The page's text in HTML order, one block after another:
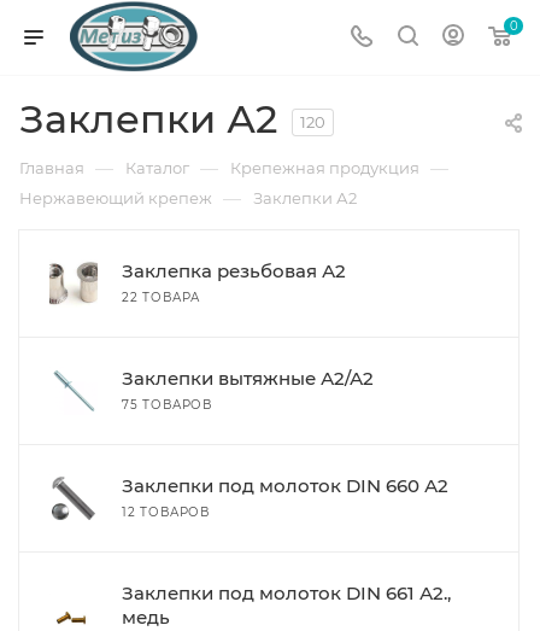
0
Заклепки А2 120
Главная — Каталог — Крепежная продукция —
Нержавеющий крепеж — Заклепки А2
Заклепка резьбовая А2
22 ТОВАРА
Заклепки вытяжные А2/А2
75 ТОВАРОВ
Заклепки под молоток DIN 660 А2
12 ТОВАРОВ
Заклепки под молоток DIN 661 А2.,
медь